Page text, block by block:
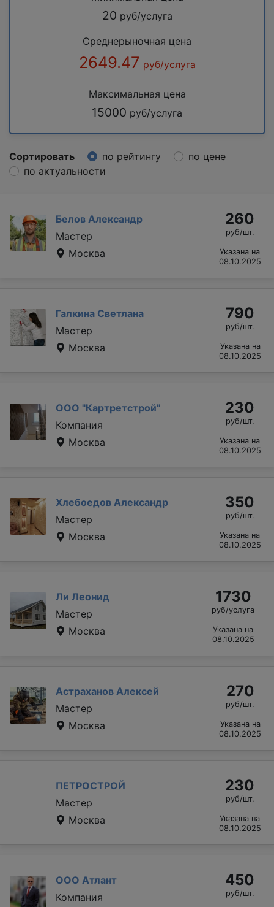
20 руб/услуга
Среднерыночная цена
2649.47 руб/услуга
Максимальная цена
15000 руб/услуга
Сортировать по рейтингу
по цене
по актуальности
Белов Александр
Мастер
Москва
260
руб/шт.
Указана на
08.10.2025
Галкина Светлана
Мастер
Москва
790
руб/шт.
Указана на
08.10.2025
ООО "Картретстрой"
Компания
Москва
230
руб/шт.
Указана на
08.10.2025
Хлебоедов Александр
Мастер
Москва
350
руб/шт.
Указана на
08.10.2025
Ли Леонид
Мастер
Москва
1730
руб/услуга
Указана на
08.10.2025
Астраханов Алексей
Мастер
Москва
270
руб/шт.
Указана на
08.10.2025
ПЕТРОСТРОЙ
Мастер
Москва
230
руб/шт.
Указана на
08.10.2025
ООО Атлант
Компания
450
руб/шт.